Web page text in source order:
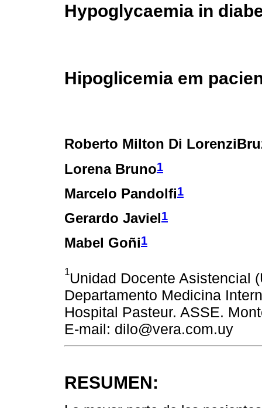
Hypoglycaemia in
Hipoglicemia em
Roberto Milton Di
Lorena Bruno1
Marcelo Pandolfi1
Gerardo Javiel1
Mabel Goñi1
1Unidad Docente Asistencial
Departamento Medicina
Hospital Pasteur. ASSE.
E-mail: dilo@vera.com.uy
RESUMEN: